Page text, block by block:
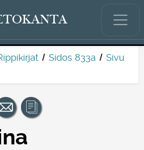
Sidos 833a
Sivu